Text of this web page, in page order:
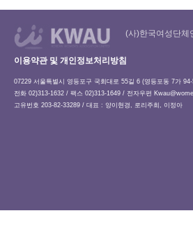
(사)한국여성단체
이용약관 및 개인정보처리방침
07229 서울특별시 영등포구 국회대로 55길 6 (영등포동 7가
전화 02)313-1632 / 팩스 02)313-1649 / 전자우편
고유번호 203-82-33289 / 대표 : 양이현경, 로리주희, 이정아